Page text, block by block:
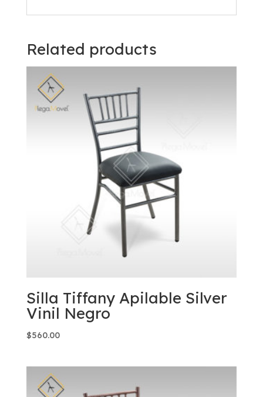
Related products
Silla Tiffany Apilable Silver
Vinil Negro
$560.00